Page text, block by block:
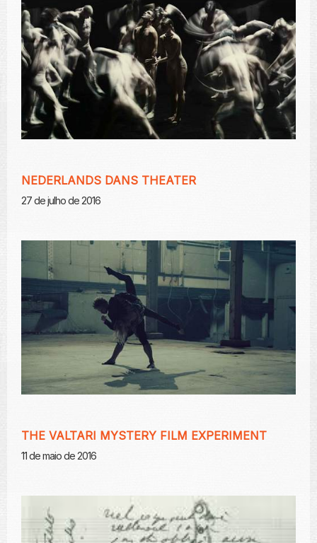
NEDERLANDS DANS THEATER
27 de julho de 2016
THE VALTARI MYSTERY FILM EXPERIMENT
11 de maio de 2016